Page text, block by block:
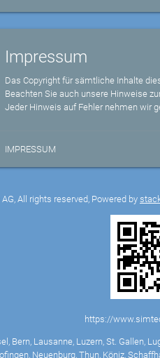
Impressum
Das Copyright für sämtliche Inhalte
Beachten Sie auch unsere Hinweise
Jeder Hinweis auf Fehler nehmen wir
IMPRESSUM
All rights reserved, Powered by
https://
Bern, Lausanne, Luzern, St. Gallen,
Neuenburg, Thun, Köniz,